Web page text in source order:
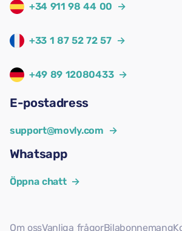
+34 911 98 44 00 →
+33 1 87 52 72 57 →
+49 89 12080433 →
E-postadress
support@movly.com →
Whatsapp
Öppna chatt →
Om ossVanliga frågorBilabonnemang